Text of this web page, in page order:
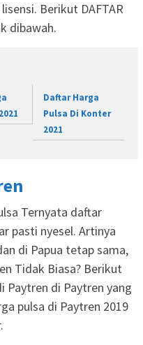
Berikut DAFTAR
dibawah.
Daftar Harga
Pulsa Di Konter
2021
Ternyata daftar
pasti nyesel. Artinya
di Papua tetap sama,
Tidak Biasa? Berikut
Paytren di Paytren yang
pulsa di Paytren 2019